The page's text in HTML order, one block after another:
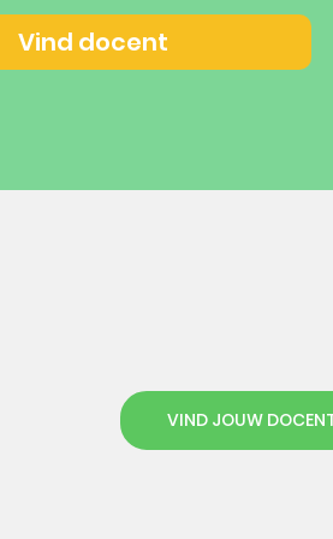
Vind docent
VIND JOUW